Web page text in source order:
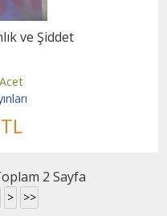
ve Şiddet
TL
2 Sayfa
> >>